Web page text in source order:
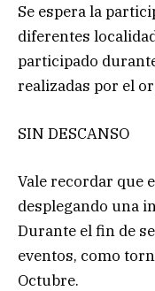
Se espera la
diferentes
participado
realizadas por el
SIN DESCANSO
Vale recordar que
desplegando una
Durante el fin de
eventos, como
Octubre.